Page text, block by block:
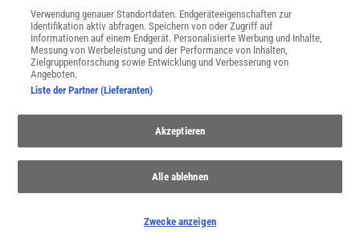
ETL
Dr. Elisabeth Tressel, Universität Trier, FB
VI/Physische Geographie
AUE
Dr. Anne-Dore Uthe, Institut für Stadtentwicklung und
Wohnen des Landes Brandenburg, Frankfurt/Oder
Dr.-Ing. Georg Vickus, Hildesheim
Dipl.-Geogr. Wilfried Weber, Universität Trier, FB
Geographie/Geowissenschaften – Abt. Kartographie
Verwendung genauer Standortdaten. Endgeräteeigenschaften zur
Identifikation aktiv abfragen. Speichern von oder Zugriff auf
Informationen auf einem Endgerät. Personalisierte Werbung und Inhalte,
Messung von Werbeleistung und der Performance von Inhalten,
Zielgruppenforschung sowie Entwicklung und Verbesserung von
Angeboten.
Liste der Partner (Lieferanten)
Akzeptieren
Alle ablehnen
Zwecke anzeigen